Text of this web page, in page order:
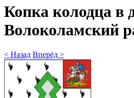
Копка колодца в
Волоколамский
< Назад Вперёд >